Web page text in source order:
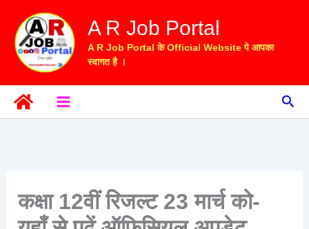
content
A R Job Portal
A R Job Portal के Official Website पे आपका
स्वागत है ।
कक्षा 12वीं रिजल्ट 23 मार्च को-